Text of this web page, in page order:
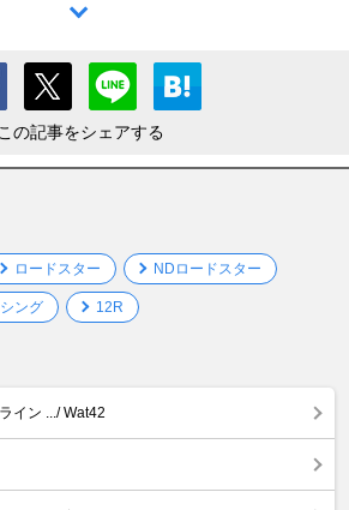
この記事をシェアする
ロードスター NDロードスター
ング 12R
イン .../ Wat42